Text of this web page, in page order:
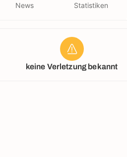
News Statistiken
keine Verletzung bekannt